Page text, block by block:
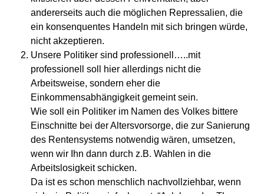
andererseits auch die möglichen Repressalien, die
ein konsenquentes Handeln mit sich bringen würde,
nicht akzeptieren.
Unsere Politiker sind professionell…..mit
professionell soll hier allerdings nicht die
Arbeitsweise, sondern eher die
Einkommensabhängigkeit gemeint sein.
Wie soll ein Politiker im Namen des Volkes bittere
Einschnitte bei der Altersvorsorge, die zur Sanierung
des Rentensystems notwendig wären, umsetzen,
wenn wir Ihn dann durch z.B. Wahlen in die
Arbeitslosigkeit schicken.
Da ist es schon menschlich nachvollziehbar, wenn